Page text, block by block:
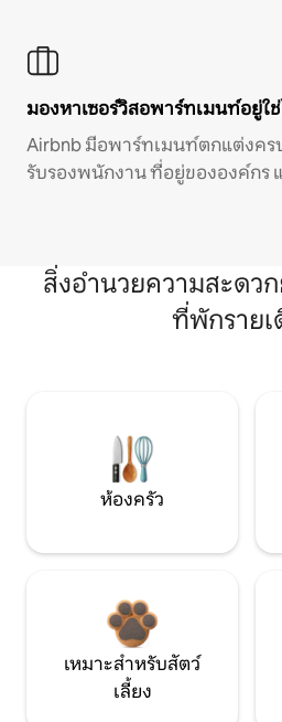
มองหาเซอร์วิสอพาร์ทเมนท์อยู่ใ
Airbnb มีอพาร์ทเมนท์ตกแต่งคร
รับรองพนักงาน ที่อยู่ขององค์กร
สิ่งอำนวยความสะดว
ที่พักราย
ห้องครัว
เหมาะสำหรับสัตว์
เลี้ยง